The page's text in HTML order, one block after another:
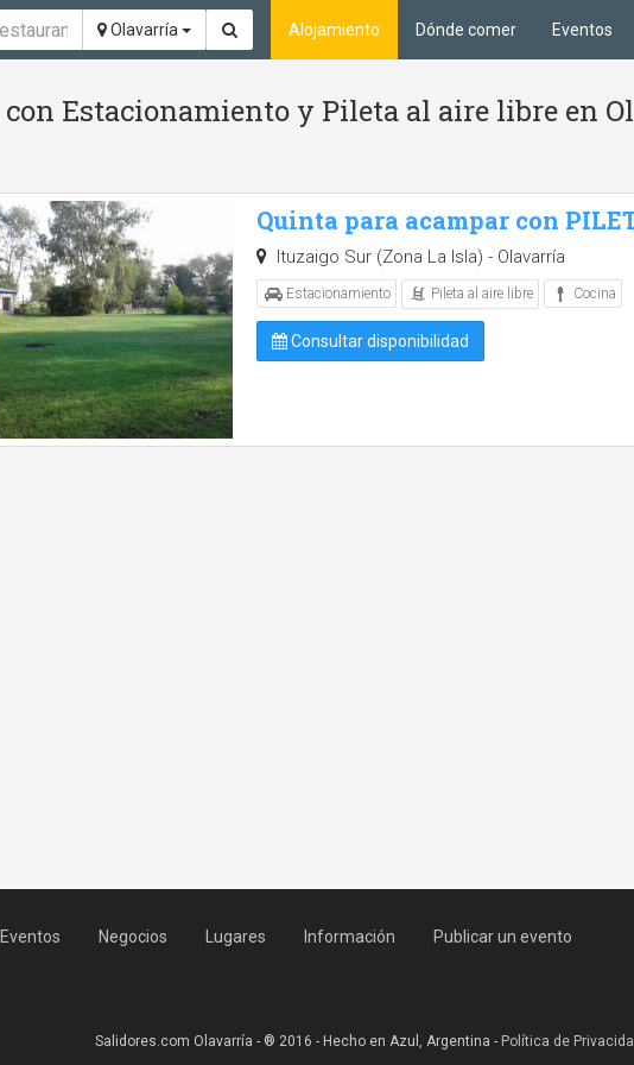
Olavarría Alojamiento Dónde comer Eventos
Estacionamiento y Pileta al aire libre en
Quinta para acampar con
Ituzaigo Sur (Zona La Isla) - Olavarría
Estacionamiento Pileta al aire libre Cocina
Consultar disponibilidad
Eventos Negocios Lugares Información Publicar un evento
Salidores.com Olavarría - ® 2016 - Hecho en Azul, Argentina - Política de